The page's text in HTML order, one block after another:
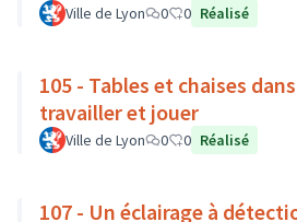
Ville de Lyon 0 0 Réalisé
105 - Tables et chaises
travailler et jouer
Ville de Lyon 0 0 Réalisé
107 - Un éclairage à